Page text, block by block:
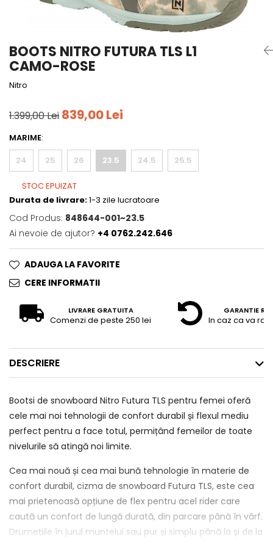
Curele
Underwear
BOOTS NITRO FUTURA TLS L1
CAMO-ROSE
Nitro
1.399,00 Lei 839,00 Lei
MARIME:
24
25 26 23.5 24.5 25.5
STOC EPUIZAT
Durata de livrare:1-3 zile lucratoare
Cod Produs: 848644-001~23.5
Ai nevoie de ajutor? +4 0762.242.646
ADAUGA LA FAVORITE
CERE INFORMATII
LIVRARE GRATUITA
Comenzi de peste 250 lei
GARANTIE
In caz ca va
DESCRIERE
Bootsi de snowboard Nitro Futura TLS pentru femei oferă
cele mai noi tehnologii de confort durabil și flexul mediu
perfect pentru a face totul, permițând femeilor de toate
nivelurile să atingă noi limite.
Cea mai nouă și cea mai bună tehnologie în materie de
confort durabil, cizma de snowboard Futura TLS, este cea
mai prietenoasă opțiune de flex pentru acel rider care
caută un confort de lungă durată, din parcare până în vârf.
Drumețiile în jurul muntelui sau pur și simplu până la și de la